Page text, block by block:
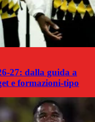
27: dalla guida a
e formazioni-tipo